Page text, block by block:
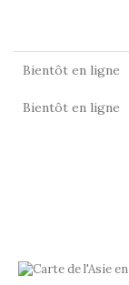
Bientôt en ligne
Bientôt en ligne